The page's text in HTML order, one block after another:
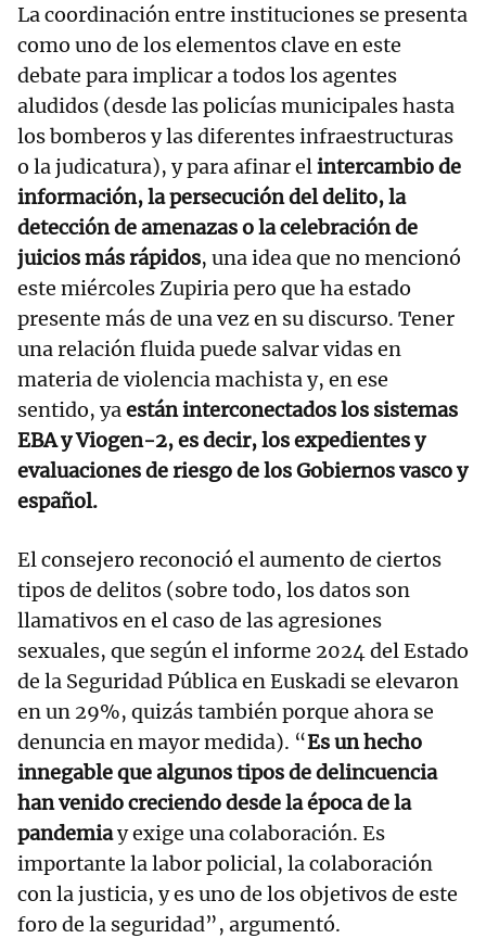
La coordinación entre instituciones se presenta
como uno de los elementos clave en este
debate para implicar a todos los agentes
aludidos (desde las policías municipales hasta
los bomberos y las diferentes infraestructuras
o la judicatura), y para afinar elintercambio de
información, la persecución del delito, la
detección de amenazas o la celebración de
juicios más rápidos, una idea que no mencionó
este miércoles Zupiria pero que ha estado
presente más de una vez en su discurso. Tener
una relación fluida puede salvar vidas en
materia de violencia machista y, en ese
sentido, yaestán interconectados los sistemas
EBA y Viogen-2, es decir, los expedientes y
evaluaciones de riesgo de los Gobiernos vasco y
español.
El consejero reconoció el aumento de ciertos
tipos de delitos (sobre todo, los datos son
llamativos en el caso de las agresiones
sexuales, que según el informe 2024 del Estado
de la Seguridad Pública en Euskadi se elevaron
en un 29%, quizás también porque ahora se
denuncia en mayor medida). “Es un hecho
innegable que algunos tipos de delincuencia
han venido creciendo desde la época de la
pandemiay exige una colaboración. Es
importante la labor policial, la colaboración
con la justicia, y es uno de los objetivos de este
foro de la seguridad”, argumentó.